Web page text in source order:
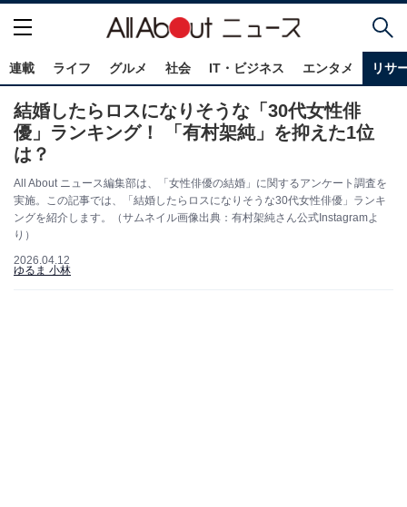
連載 ライフ グルメ 社会 IT・ビジネス エンタメ リサ
結婚したらロスになりそうな「30代女性俳
優」ランキング！ 「有村架純」を抑えた1位
は？
All About ニュース編集部は、「女性俳優の結婚」に関するアンケート調査を
実施。この記事では、「結婚したらロスになりそうな30代女性俳優」ランキ
ングを紹介します。（サムネイル画像出典：有村架純さん公式Instagramよ
り）
2026.04.12
ゆるま 小林